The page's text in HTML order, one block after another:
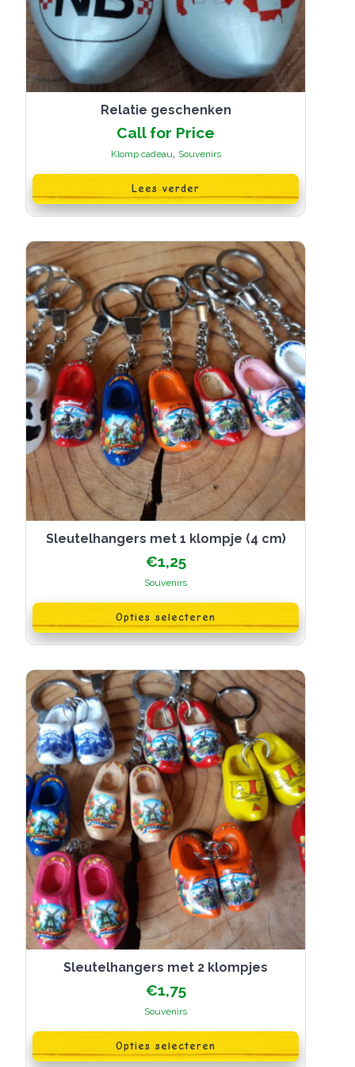
Relatie geschenken
Call for Price
Klomp cadeau Souvenirs
Lees verder
Sleutelhangers met 1 klompje (4 cm)
€1,25
Souvenirs
Opties selecteren
product
heeft
meerdere
variaties.
optie
kan
gekozen
worden
op
de
productpagina
Sleutelhangers met 2 klompjes
€1,75
Souvenirs
Opties selecteren
product
heeft
meerdere